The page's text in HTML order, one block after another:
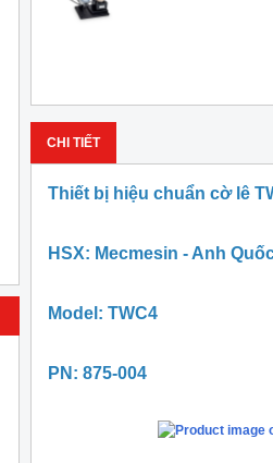
CHI TIẾT
Thiết bị hiệu chuẩn cờ lê
HSX: Mecmesin - Anh
Model: TWC4
PN: 875-004